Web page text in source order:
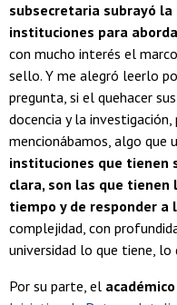
subsecretaria subrayó
instituciones para
con mucho interés el
sello. Y me alegró leerlo
pregunta, si el quehacer
docencia y la
mencionábamos, algo que
instituciones que tienen
clara, son las que
tiempo y de responder a
complejidad, con
universidad lo que tiene, lo
Por su parte, el